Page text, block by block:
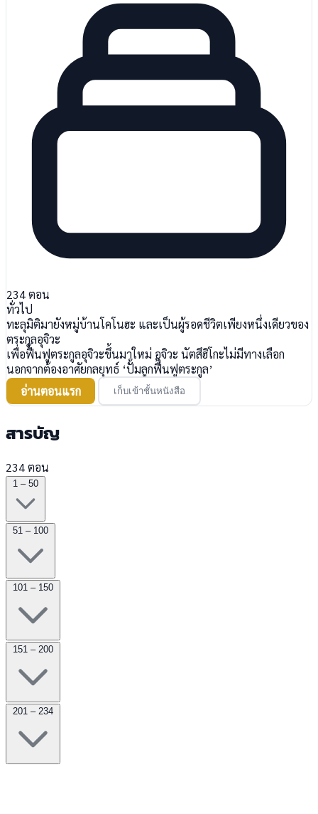
234ตอน
ทั่วไป
ทะลุมิติมายังหมู่บ้านโคโนฮะ และเป็นผู้รอดชีวิตเพียงหนึ่งเดียวของ
ตระกูลอุจิวะ
เพื่อฟื้นฟูตระกูลอุจิวะขึ้นมาใหม่ อุจิวะ นัตสึฮิโกะไม่มีทางเลือก
นอกจากต้องอาศัยกลยุทธ์ ‘ปั้มลูกฟื้นฟูตระกูล’
อ่านตอนแรก
เก็บเข้าชั้นหนังสือ
สารบัญ
234 ตอน
1 – 50
51 – 100
101 – 150
151 – 200
201 – 234